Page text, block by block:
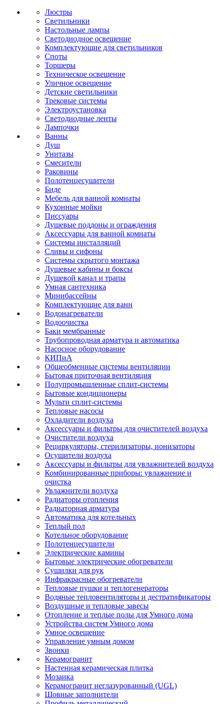
Люстры
Светильники
Настольные лампы
Светодиодное освещение
Комплектующие для светильников
Споты
Торшеры
Техническое освещение
Уличное освещение
Детские светильники
Трековые системы
Электроустановка
Светодиодные ленты
Лампочки
Ванны
Душ
Унитазы
Смесители
Раковины
Полотенцесушители
Биде
Мебель для ванной комнаты
Кухонные мойки
Писсуары
Душевые поддоны и ограждения
Аксессуары для ванной комнаты
Системы инсталляций
Сливы и сифоны
Системы скрытого монтажа
Душевые кабины и боксы
Душевой канал и трапы
Умная сантехника
Минибассейны
Комплектующие для ванн
Водонагреватели
Водоочистка
Баки мембранные
Трубопроводная арматура и автоматика
Насосное оборудование
КИПиА
Общеобменные системы вентиляции
Бытовая приточная вентиляция
Полупромышленные сплит-системы
Бытовые кондиционеры
Мульти сплит-системы
Тепловые насосы
Охладители воздуха
Аксессуары и фильтры для очистителей воздуха
Очистители воздуха
Рециркуляторы, стерилизаторы, ионизаторы
Осушители воздуха
Аксессуары и фильтры для увлажнителей воздуха
Комбинированные приборы: увлажнение и
очистка
Увлажнители воздуха
Радиаторы отопления
Радиаторная арматура
Автоматика для котельных
Теплый пол
Котельное оборудование
Полотенцесушители
Электрические камины
Бытовые электрические обогреватели
Сушилки для рук
Инфракрасные обогреватели
Тепловые пушки и теплогенераторы
Водяные тепловентиляторы и дестратификаторы
Воздушные и тепловые завесы
Отопление и теплые полы для Умного дома
Устройства систем Умного дома
Умное освещение
Управление умным домом
Звонки
Керамогранит
Настенная керамическая плитка
Мозаика
Керамогранит неглазурованный (UGL)
Шовные заполнители